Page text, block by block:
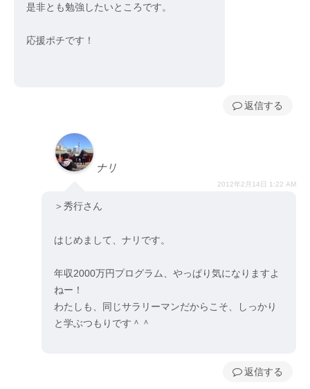
是非とも勉強したいところです。
応援ポチです！
返信
ナリ
2012年2月14日 1:22 AM
＞秀行さん
はじめまして、ナリです。
年収2000万円プログラム、やっぱり気になりますよ
ねー！
わたしも、同じサラリーマンだからこそ、しっかり
と学ぶつもりです＾＾
返信